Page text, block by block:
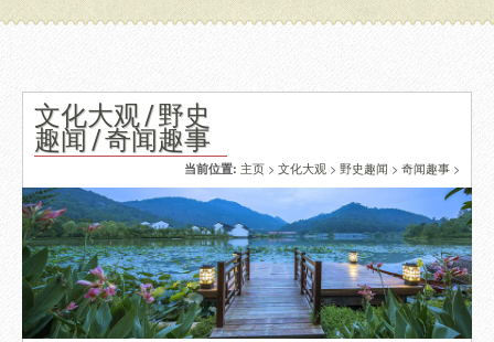
文化大观 / 野史
趣闻 / 奇闻趣事
当前位置: 主页 > 文化大观 > 野史趣闻 > 奇闻趣事 >